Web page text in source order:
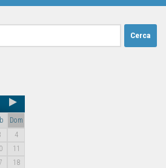
Dom
4
11
18